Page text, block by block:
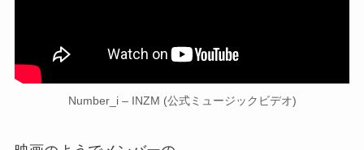
Number_i – INZM (公式ミュージックビデオ)